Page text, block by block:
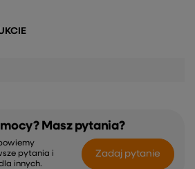
Masz pytania?
pytania i
innych.
Zadaj pytanie